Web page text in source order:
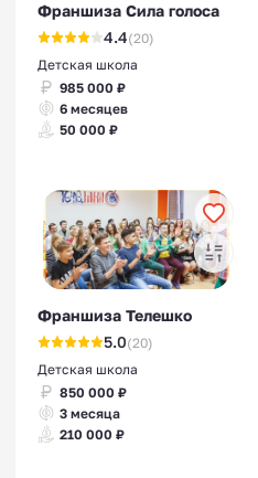
Франшиза Сила голоса
4.4(20)
Детская школа
985 000 ₽
6 месяцев
50 000 ₽
Франшиза Телешко
5.0(20)
Детская школа
850 000 ₽
3 месяца
210 000 ₽